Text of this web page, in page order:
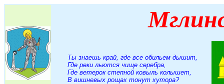
Ты знаешь край, где все обильем дышит,
Где реки льются чище серебра,
Где ветерок степной ковыль колышет,
В вишневых рощах тонут хутора?